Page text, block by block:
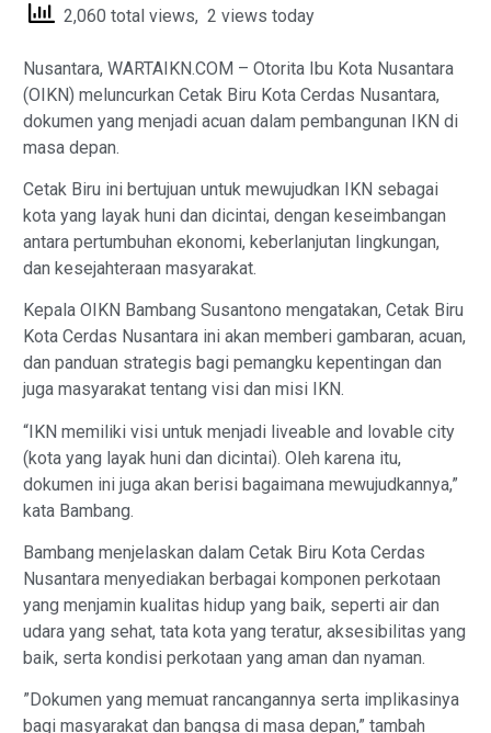
2,060 total views, 2 views today
Nusantara, WARTAIKN.COM – Otorita Ibu Kota Nusantara
(OIKN) meluncurkan Cetak Biru Kota Cerdas Nusantara,
dokumen yang menjadi acuan dalam pembangunan IKN di
masa depan.
Cetak Biru ini bertujuan untuk mewujudkan IKN sebagai
kota yang layak huni dan dicintai, dengan keseimbangan
antara pertumbuhan ekonomi, keberlanjutan lingkungan,
dan kesejahteraan masyarakat.
Kepala OIKN Bambang Susantono mengatakan, Cetak Biru
Kota Cerdas Nusantara ini akan memberi gambaran, acuan,
dan panduan strategis bagi pemangku kepentingan dan
juga masyarakat tentang visi dan misi IKN.
“IKN memiliki visi untuk menjadi liveable and lovable city
(kota yang layak huni dan dicintai). Oleh karena itu,
dokumen ini juga akan berisi bagaimana mewujudkannya,”
kata Bambang.
Bambang menjelaskan dalam Cetak Biru Kota Cerdas
Nusantara menyediakan berbagai komponen perkotaan
yang menjamin kualitas hidup yang baik, seperti air dan
udara yang sehat, tata kota yang teratur, aksesibilitas yang
baik, serta kondisi perkotaan yang aman dan nyaman.
”Dokumen yang memuat rancangannya serta implikasinya
bagi masyarakat dan bangsa di masa depan,” tambah